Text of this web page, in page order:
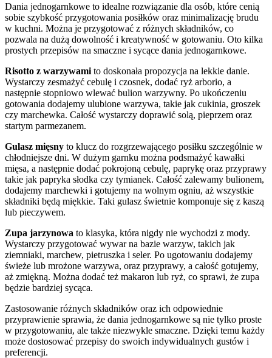
Dania jednogarnkowe to idealne rozwiązanie dla osób, które cenią
sobie szybkość przygotowania posiłków oraz minimalizację brudu
w kuchni. Można je przygotować z różnych składników, co
pozwala na dużą dowolność i kreatywność w gotowaniu. Oto kilka
prostych przepisów na smaczne i sycące dania jednogarnkowe.
Risotto z warzywami to doskonała propozycja na lekkie danie.
Wystarczy zesmażyć cebulę i czosnek, dodać ryż arborio, a
następnie stopniowo wlewać bulion warzywny. Po ukończeniu
gotowania dodajemy ulubione warzywa, takie jak cukinia, groszek
czy marchewka. Całość wystarczy doprawić solą, pieprzem oraz
startym parmezanem.
Gulasz mięsny to klucz do rozgrzewającego posiłku szczególnie w
chłodniejsze dni. W dużym garnku można podsmażyć kawałki
mięsa, a następnie dodać pokrojoną cebulę, paprykę oraz przyprawy
takie jak papryka słodka czy tymianek. Całość zalewamy bulionem,
dodajemy marchewki i gotujemy na wolnym ogniu, aż wszystkie
składniki będą miękkie. Taki gulasz świetnie komponuje się z kaszą
lub pieczywem.
Zupa jarzynowa to klasyka, która nigdy nie wychodzi z mody.
Wystarczy przygotować wywar na bazie warzyw, takich jak
ziemniaki, marchew, pietruszka i seler. Po ugotowaniu dodajemy
świeże lub mrożone warzywa, oraz przyprawy, a całość gotujemy,
aż zmiękną. Można dodać też makaron lub ryż, co sprawi, że zupa
będzie bardziej sycąca.
Zastosowanie różnych składników oraz ich odpowiednie
przyprawienie sprawia, że dania jednogarnkowe są nie tylko proste
w przygotowaniu, ale także niezwykle smaczne. Dzięki temu każdy
może dostosować przepisy do swoich indywidualnych gustów i
preferencji.